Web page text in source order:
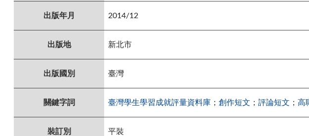
出版年月 2014/12
出版地 新北市
出版國別 臺灣
關鍵字詞 臺灣學生學習成就評量資料庫 ； 創作短文 ； 評論短文 ； 高
裝訂別 平裝